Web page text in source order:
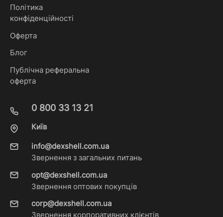
Політика
конфіденційності
Оферта
Блог
Публічна реферальна
оферта
0 800 33 13 21
Київ
info@dexshell.com.ua
Звернення з загальних питань
opt@dexshell.com.ua
Звернення оптових покупців
corp@dexshell.com.ua
Звернення корпоративних клієнтів